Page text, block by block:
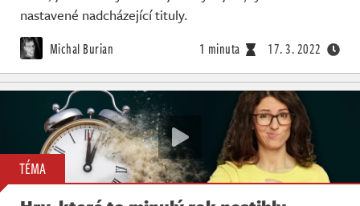
nastavené nadcházející tituly.
Michal Burian 1 minuta 17. 3. 2022
TÉMA